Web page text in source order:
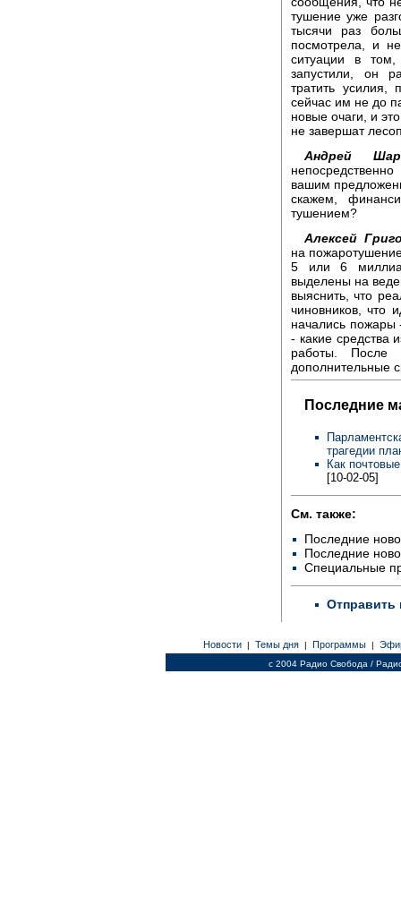
тушение уже
тысячи раз
посмотрела, и
ситуации в
запустили, он
тратить усилия,
сейчас им не до
новые очаги, и
не завершат
Андрей
вашим
скажем,
тушением?
Алексей
на
5 или 6
выделены на
выяснить, что
чиновников, что
начались пожары
- какие средства
работы. После
дополнительные
Последние
трагедии
Как
[10-02-05]
См. также:
Последние
Последние
Специальные
Отправить
Новости | Темы дня | Программы |
c 2004 Радио Свобода /